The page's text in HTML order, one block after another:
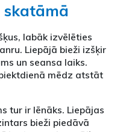
skatāmā
labāk izvēlēties
Liepājā bieži izšķir
un seansa laiks.
mēdz atstāt
tur ir lēnāks. Liepājas
bieži piedāvā